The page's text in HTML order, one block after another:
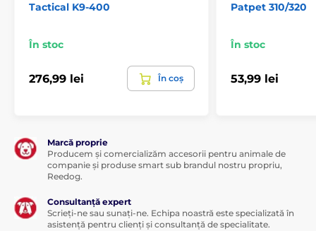
Tactical K9-400
În stoc
276,99 lei În coș
Patpet 310/320
În stoc
53,99 lei
Marcă proprie
Producem și comercializăm accesorii pentru animale de
companie și produse smart sub brandul nostru propriu,
Reedog.
Consultanță expert
Scrieți-ne sau sunați-ne. Echipa noastră este specializată în
asistență pentru clienți și consultanță de specialitate.